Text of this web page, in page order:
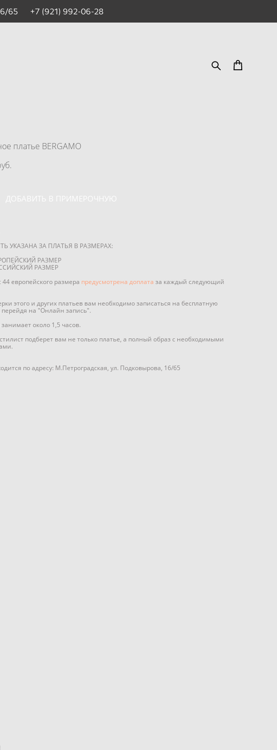
65 +7 (921) 992-06-28
платье BERGAMO
ДОБАВИТЬ В ПРИМЕРОЧНУЮ
УКАЗАНА ЗА ПЛАТЬЯ В РАЗМЕРАХ:
РАЗМЕР
РАЗМЕР
европейского размера предусмотрена доплата за каждый следующий
этого и других платьев вам необходимо записаться на бесплатную
перейдя на "Онлайн запись".
около 1,5 часов.
подберет вам не только платье, а полный образ с необходимыми
по адресу: М.Петроградская, ул. Подковырова, 16/65